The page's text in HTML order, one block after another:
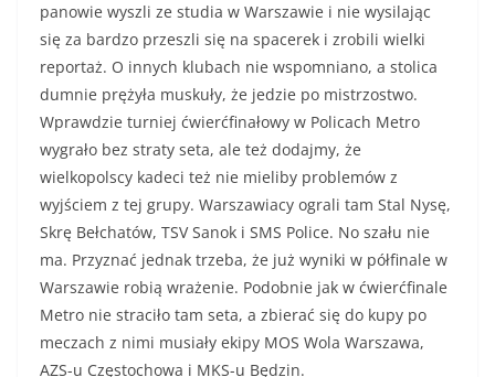
panowie wyszli ze studia w Warszawie i nie wysilając
się za bardzo przeszli się na spacerek i zrobili wielki
reportaż. O innych klubach nie wspomniano, a stolica
dumnie prężyła muskuły, że jedzie po mistrzostwo.
Wprawdzie turniej ćwierćfinałowy w Policach Metro
wygrało bez straty seta, ale też dodajmy, że
wielkopolscy kadeci też nie mieliby problemów z
wyjściem z tej grupy. Warszawiacy ograli tam Stal Nysę,
Skrę Bełchatów, TSV Sanok i SMS Police. No szału nie
ma. Przyznać jednak trzeba, że już wyniki w półfinale w
Warszawie robią wrażenie. Podobnie jak w ćwierćfinale
Metro nie straciło tam seta, a zbierać się do kupy po
meczach z nimi musiały ekipy MOS Wola Warszawa,
AZS-u Częstochowa i MKS-u Będzin.